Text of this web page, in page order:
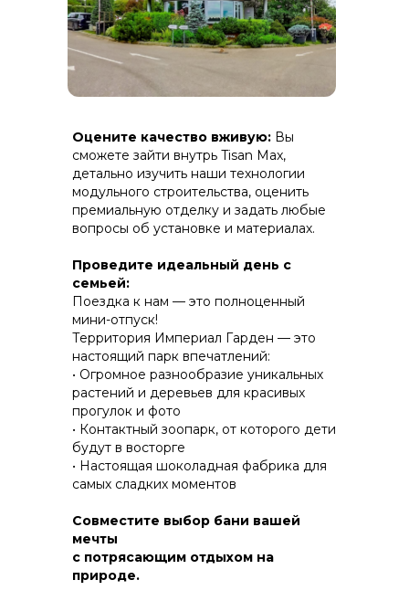
Оцените качество вживую: Вы
сможете зайти внутрь Tisan Max,
детально изучить наши технологии
модульного строительства, оценить
премиальную отделку и задать любые
вопросы об установке и материалах.
Проведите идеальный день с
семьей:
Поездка к нам — это полноценный
мини-отпуск!
Территория Империал Гарден — это
настоящий парк впечатлений:
• Огромное разнообразие уникальных
растений и деревьев для красивых
прогулок и фото
• Контактный зоопарк, от которого дети
будут в восторгe
• Настоящая шоколадная фабрика для
самых сладких моментов
Совместите выбор бани вашей
мечты
с потрясающим отдыхом на
природе.
(дерево-полимерный композит) на
скрытом крепеже.
ПРАКТИЧНОСТЬ И ЗАЩИТА ОТ НЕПОГОДЫ
КОНСТРУКТИВ И
ЭНЕРГОЭФФЕКТИВНОСТЬ